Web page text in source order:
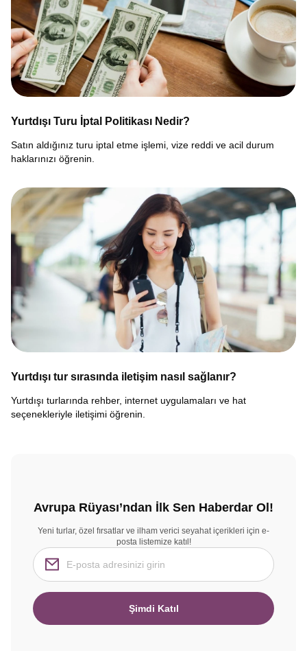
Yurtdışı Turu İptal Politikası Nedir?
Satın aldığınız turu iptal etme işlemi, vize reddi ve acil durum
haklarınızı öğrenin.
Yurtdışı tur sırasında iletişim nasıl sağlanır?
Yurtdışı turlarında rehber, internet uygulamaları ve hat
seçenekleriyle iletişimi öğrenin.
Avrupa Rüyası’ndan İlk Sen Haberdar Ol!
Yeni turlar, özel fırsatlar ve ilham verici seyahat içerikleri için e-
posta listemize katıl!
Şimdi Katıl